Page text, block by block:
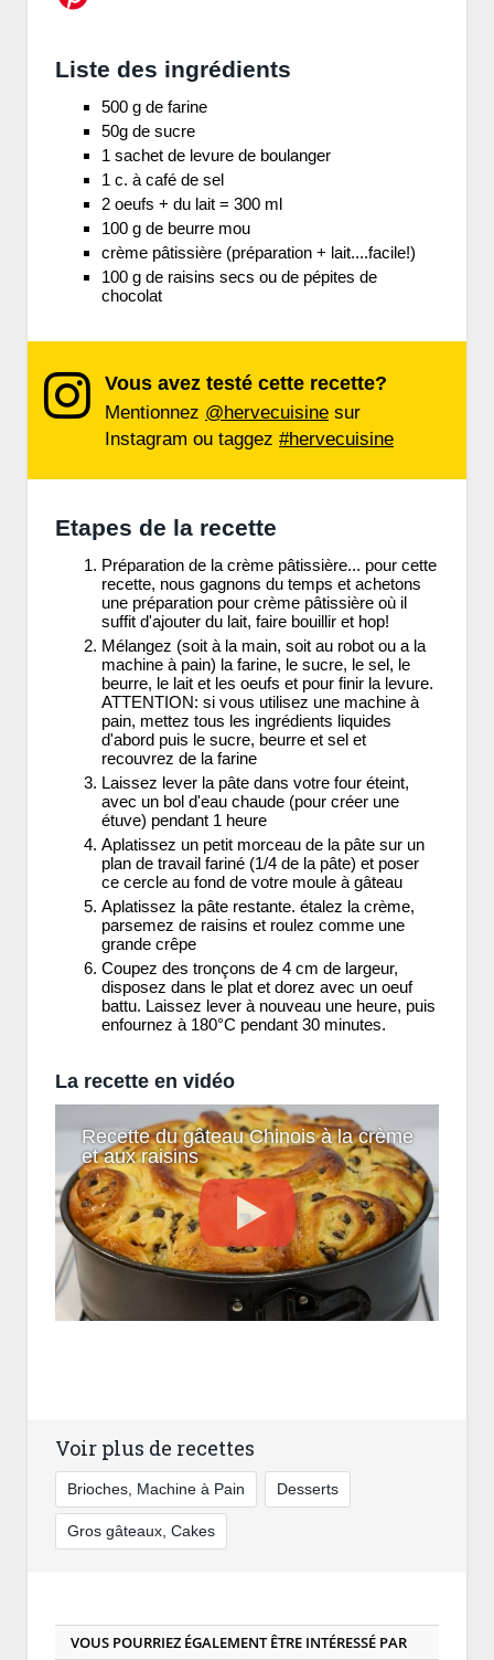
Liste des ingrédients
500 g de farine
50g de sucre
1 sachet de levure de boulanger
1 c. à café de sel
2 oeufs + du lait = 300 ml
100 g de beurre mou
crème pâtissière (préparation + lait....facile!)
100 g de raisins secs ou de pépites de
chocolat
Vous avez testé cette recette?
Mentionnez @hervecuisine sur
Instagram ou taggez #hervecuisine
Etapes de la recette
Préparation de la crème pâtissière... pour cette
recette, nous gagnons du temps et achetons
une préparation pour crème pâtissière où il
suffit d'ajouter du lait, faire bouillir et hop!
Mélangez (soit à la main, soit au robot ou a la
machine à pain) la farine, le sucre, le sel, le
beurre, le lait et les oeufs et pour finir la levure.
ATTENTION: si vous utilisez une machine à
pain, mettez tous les ingrédients liquides
d'abord puis le sucre, beurre et sel et
recouvrez de la farine
Laissez lever la pâte dans votre four éteint,
avec un bol d'eau chaude (pour créer une
étuve) pendant 1 heure
Aplatissez un petit morceau de la pâte sur un
plan de travail fariné (1/4 de la pâte) et poser
ce cercle au fond de votre moule à gâteau
Aplatissez la pâte restante. étalez la crème,
parsemez de raisins et roulez comme une
grande crêpe
Coupez des tronçons de 4 cm de largeur,
disposez dans le plat et dorez avec un oeuf
battu. Laissez lever à nouveau une heure, puis
enfournez à 180°C pendant 30 minutes.
La recette en vidéo
Recette du gâteau Chinois à la crème
et aux raisins
Voir plus de recettes
Brioches, Machine à Pain Desserts
Gros gâteaux, Cakes
VOUS POURRIEZ ÉGALEMENT ÊTRE INTÉRESSÉ PAR